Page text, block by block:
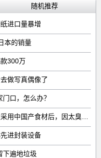
随机推荐
进口量暴增
本的销量
300万
做写真偶像了
口，怎么办？
进封装设备
下遍地垃圾